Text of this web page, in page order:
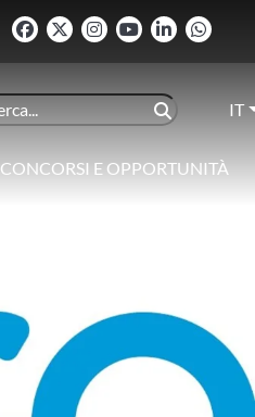
IT
CONCORSI E OPPORTUNITÀ